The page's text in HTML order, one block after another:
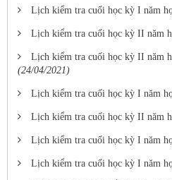
Lịch kiểm tra cuối học kỳ I năm
Lịch kiểm tra cuối học kỳ II năm
Lịch kiểm tra cuối học kỳ II năm
(24/04/2021)
Lịch kiểm tra cuối học kỳ I năm
Lịch kiểm tra cuối học kỳ II năm
Lịch kiểm tra cuối học kỳ I năm
Lịch kiểm tra cuối học kỳ I năm